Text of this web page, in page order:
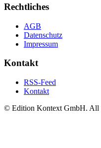
Rechtliches
AGB
Datenschutz
Impressum
Kontakt
RSS-Feed
Kontakt
© Edition Kontext GmbH. All